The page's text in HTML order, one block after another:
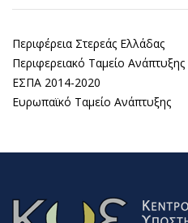
Περιφέρεια Στερεάς Ελλάδας
Περιφερειακό Ταμείο Ανάπτυξης
ΕΣΠΑ 2014-2020
Ευρωπαϊκό Ταμείο Ανάπτυξης